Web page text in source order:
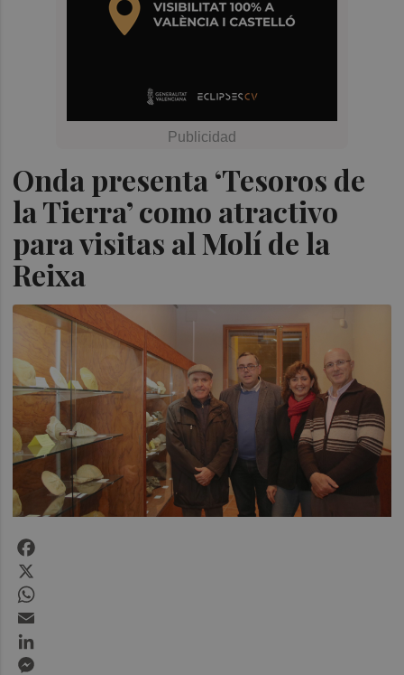
Onda presenta ‘Tesoros de
la Tierra’ como atractivo
para visitas al Molí de la
Reixa